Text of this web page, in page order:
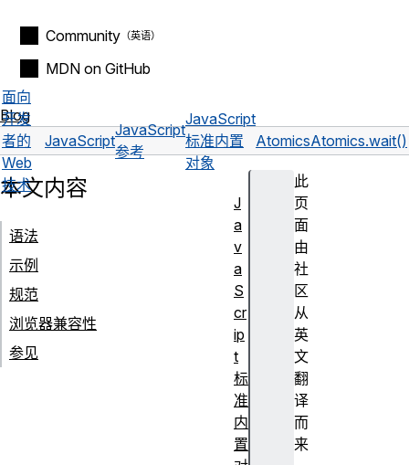
Community
MDN on GitHub
Blog
面向
开发
者的
Web
技术
JavaScript
JavaScript
参考
JavaScript
标准内置
对象
AtomicsAtomics.wait()
此
页
面
由
社
区
从
英
文
翻
译
而
来
本文内容
语法
示例
规范
浏览器兼容性
参见
J
a
v
a
S
cr
ip
t
标
准
内
置